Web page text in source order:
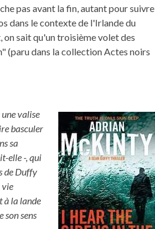
pas avant la fin, autant pour suivre
dans le contexte de l'Irlande du
on sait qu'un troisième volet des
(paru dans la collection Actes noirs
valise
basculer
sa
elle -, qui
de Duffy
vie
à la lande
son sens